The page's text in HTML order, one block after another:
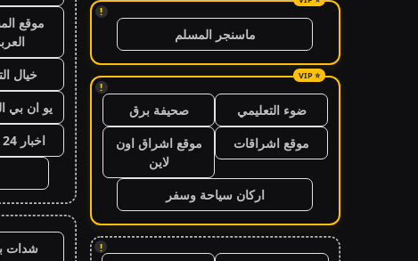
!
ماسنجر المسلم
!
ضوء التعليمي
صحيفة برق
موقع اشراقات
موقع اشراق اون
لاين
اركان سياحة وسفر
!
موقع
خيال
يو ان بي
اخبار 24 ساعة
شدات